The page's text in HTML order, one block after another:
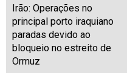
Irão: Operações no
principal porto iraquiano
paradas devido ao
bloqueio no estreito de
Ormuz